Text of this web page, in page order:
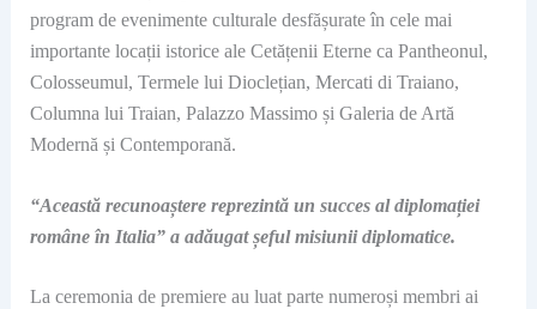
program de evenimente culturale desfășurate în cele mai
importante locații istorice ale Cetățenii Eterne ca Pantheonul,
Colosseumul, Termele lui Dioclețian, Mercati di Traiano,
Columna lui Traian, Palazzo Massimo și Galeria de Artă
Modernă și Contemporană.
“Această recunoaștere reprezintă un succes al diplomației
române în Italia” a adăugat șeful misiunii diplomatice.
La ceremonia de premiere au luat parte numeroși membri ai